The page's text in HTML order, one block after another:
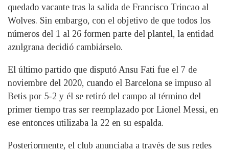
quedado vacante tras la salida de Francisco Trincao al
Wolves. Sin embargo, con el objetivo de que todos los
números del 1 al 26 formen parte del plantel, la entidad
azulgrana decidió cambiárselo.
El último partido que disputó Ansu Fati fue el 7 de
noviembre del 2020, cuando el Barcelona se impuso al
Betis por 5-2 y él se retiró del campo al término del
primer tiempo tras ser reemplazado por Lionel Messi, en
ese entonces utilizaba la 22 en su espalda.
Posteriormente, el club anunciaba a través de sus redes